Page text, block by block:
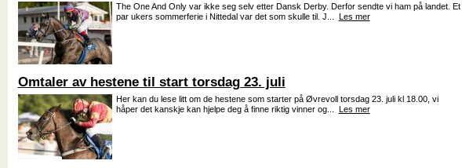
The One And Only var ikke seg selv etter Dansk Derby. Derfor sendte vi ham på landet. Et
par ukers sommerferie i Nittedal var det som skulle til. J... Les mer
Omtaler av hestene til start torsdag 23. juli
Her kan du lese litt om de hestene som starter på Øvrevoll torsdag 23. juli kl 18.00, vi
håper det kanskje kan hjelpe deg å finne riktig vinner og...
Les mer